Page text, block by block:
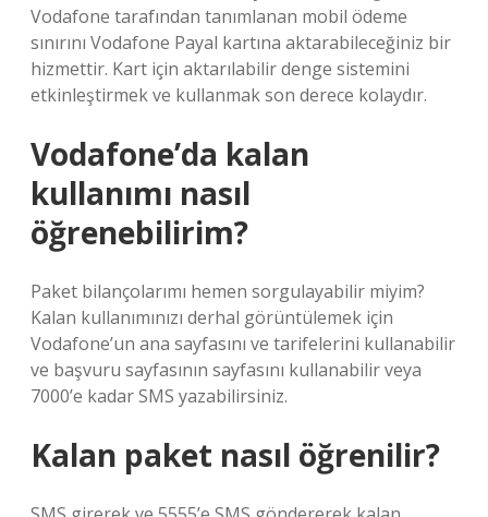
Vodafone tarafından tanımlanan mobil ödeme
sınırını Vodafone Payal kartına aktarabileceğiniz bir
hizmettir. Kart için aktarılabilir denge sistemini
etkinleştirmek ve kullanmak son derece kolaydır.
Vodafone’da kalan
kullanımı nasıl
öğrenebilirim?
Paket bilançolarımı hemen sorgulayabilir miyim?
Kalan kullanımınızı derhal görüntülemek için
Vodafone’un ana sayfasını ve tarifelerini kullanabilir
ve başvuru sayfasının sayfasını kullanabilir veya
7000’e kadar SMS yazabilirsiniz.
Kalan paket nasıl öğrenilir?